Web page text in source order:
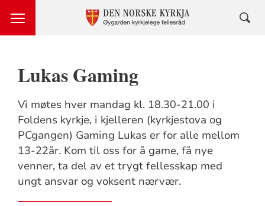
Lukas Gaming
Vi møtes hver mandag kl. 18.30-21.00 i
Foldens kyrkje, i kjelleren (kyrkjestova og
PCgangen) Gaming Lukas er for alle mellom
13-22år. Kom til oss for å game, få nye
venner, ta del av et trygt fellesskap med
ungt ansvar og voksent nærvær.